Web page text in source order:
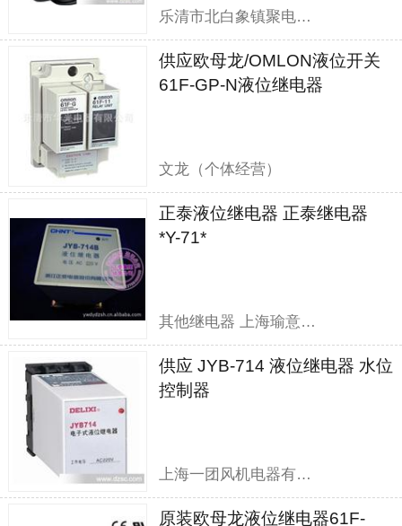
乐清市北白象镇聚电电器销售部
供应欧母龙/OMLON液位开关
61F-GP-N液位继电器
文龙（个体经营）
正泰液位继电器 正泰继电器
*Y-71*
其他继电器 上海瑜意机电设备有限公司
供应 JYB-714 液位继电器 水位
控制器
上海一团风机电器有限公司
原装欧母龙液位继电器61F-